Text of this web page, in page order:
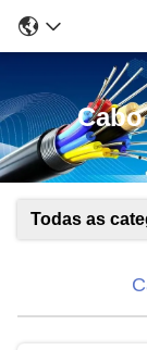
Todas as